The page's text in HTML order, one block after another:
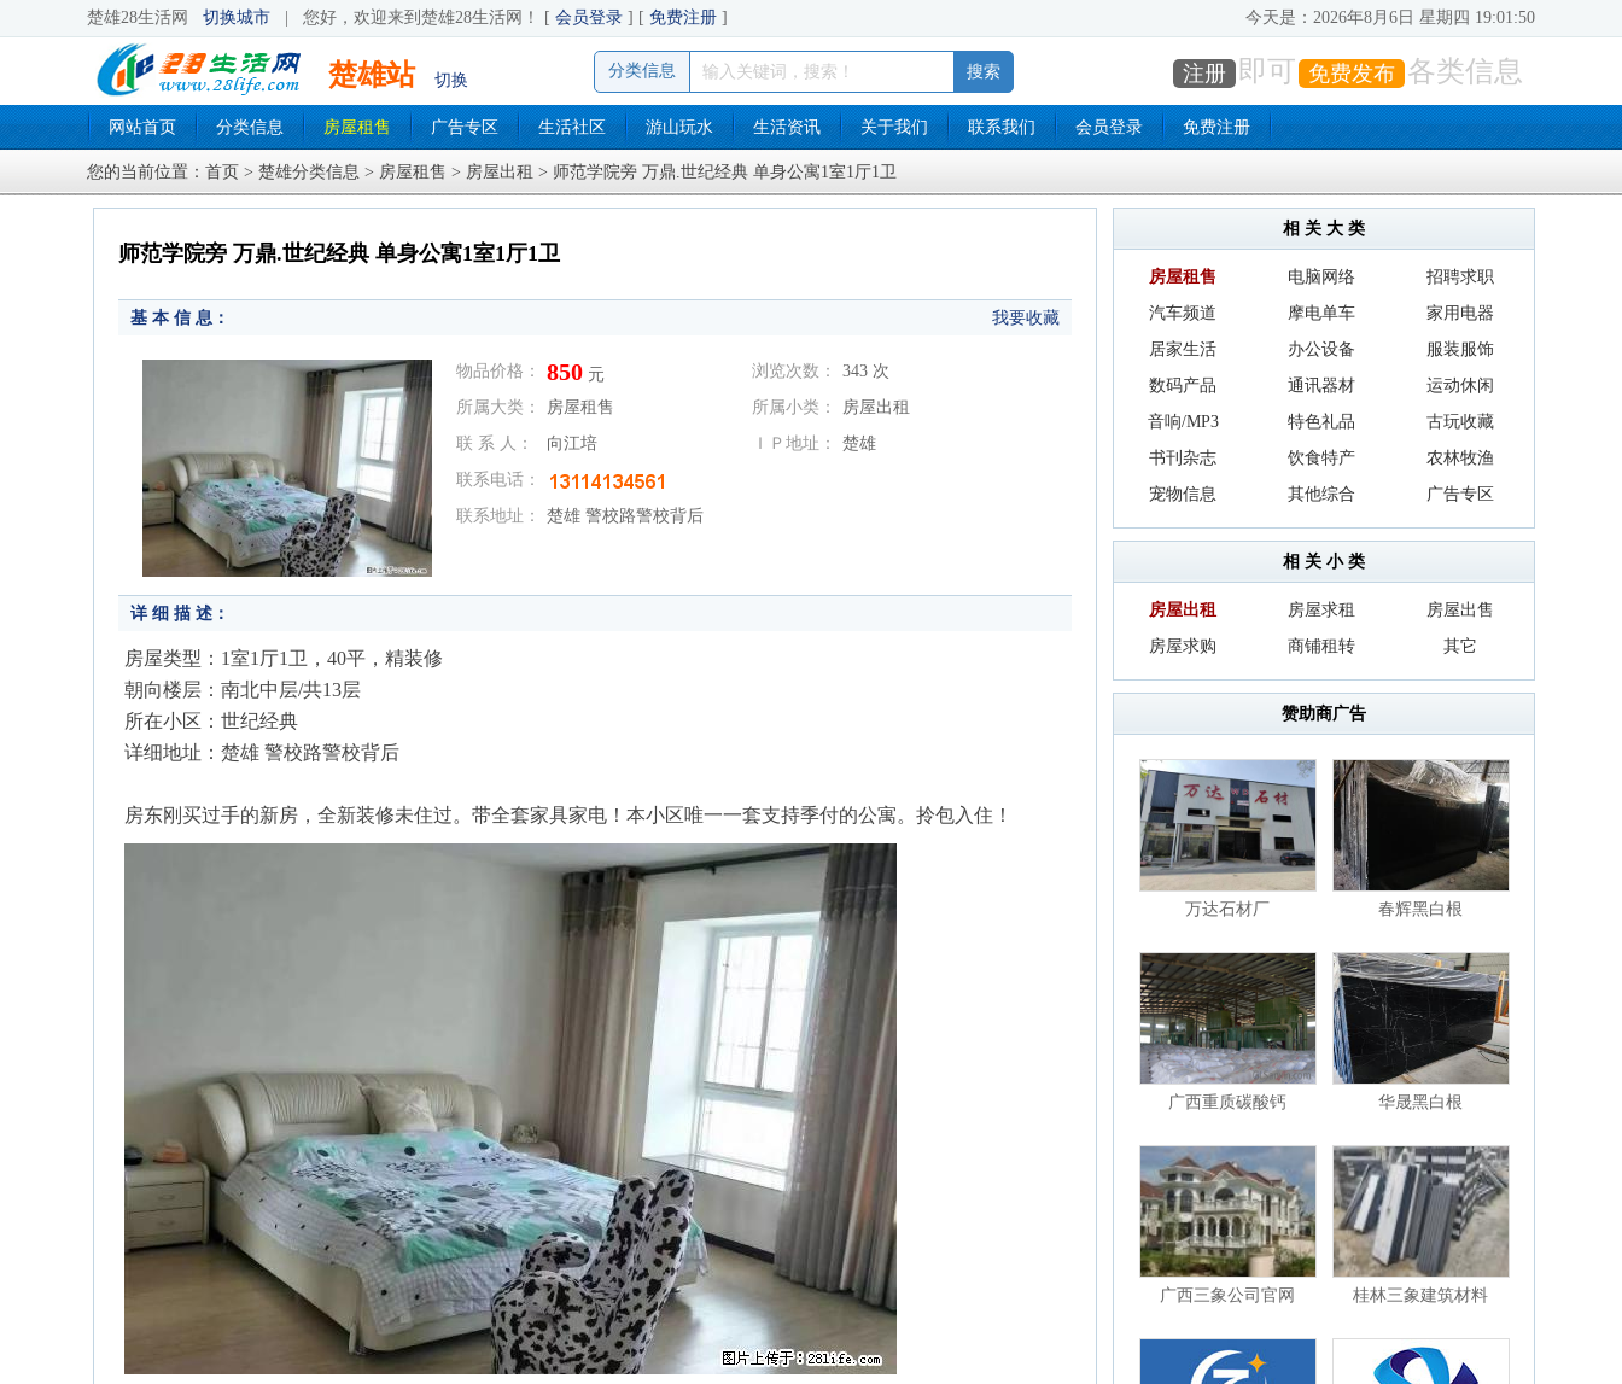
楚雄28生活网 切换城市 您好，欢迎来到楚雄28生活网！ [ 会员登录 ] [ 免费注册 ] 今天是： 2026年8月6日 星期四 19:01:51
楚雄站 切换
分类信息 注册 即可 免费发布 各类信息
网站首页 分类信息 房屋租售 广告专区 生活社区 游山玩水 生活资讯 关于我们 联系我们 会员登录 免费注册
您的当前位置： 首页 > 楚雄分类信息 > 房屋租售 > 房屋出租 > 师范学院旁 万鼎.世纪经典 单身公寓1室1厅1卫
师范学院旁 万鼎.世纪经典 单身公寓1室1厅1卫
基 本 信 息： 我要收藏
物品价格： 850 元 浏览次数： 343 次
所属大类：
房屋租售 所属小类：
房屋出租
联 系 人：
向江培 ＩＰ地址：
楚雄
联系电话：
联系地址：
楚雄 警校路警校背后
详 细 描 述：
房屋类型：1室1厅1卫，40平，精装修
朝向楼层：南北中层/共13层
所在小区：世纪经典
详细地址：楚雄 警校路警校背后
房东刚买过手的新房，全新装修未住过。带全套家具家电！本小区唯一一套支持季付的公寓。拎包入住！
相 关 大 类
房屋租售 电脑网络
招聘求职
汽车频道
摩电单车
家用电器
居家生活
办公设备
服装服饰
数码产品
通讯器材
运动休闲
音响/MP3
特色礼品
古玩收藏
书刊杂志
饮食特产
农林牧渔
宠物信息
其他综合 广告专区
相 关 小 类
房屋出租 房屋求租
房屋出售
房屋求购
商铺租转 其它
赞助商广告
万达石材厂 春辉黑白根
广西重质碳酸钙 华晟黑白根
广西三象公司官网 桂林三象建筑材料